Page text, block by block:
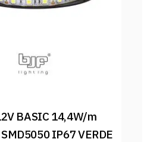
BASIC 14,4W/m
IP67 VERDE